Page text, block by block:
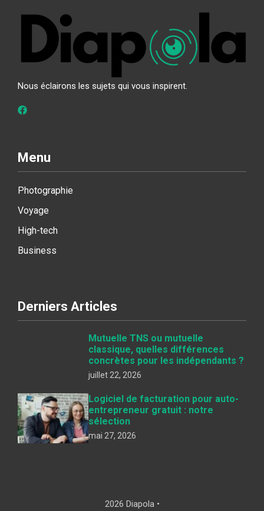
Nous éclairons les sujets qui vous inspirent.
Menu
Photographie
Voyage
High-tech
Business
Derniers Articles
Mutuelle TNS ou mutuelle
classique, quelles différences
concrètes pour les indépendants ?
juillet 22, 2026
Logiciel de facturation pour auto-
entrepreneur gratuit : notre
sélection
mai 27, 2026
2026 Diapola •